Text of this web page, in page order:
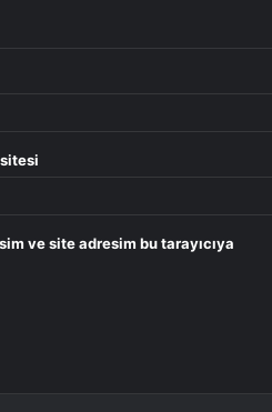
ve site adresim bu tarayıcıya